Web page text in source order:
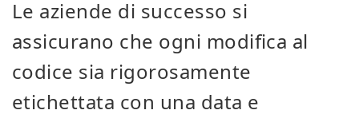
Le aziende di successo si
assicurano che ogni modifica al
codice sia rigorosamente
etichettata con una data e